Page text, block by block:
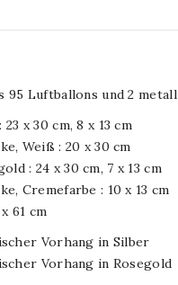
95 Luftballons und 2
x 30 cm, 8 x 13 cm
Weiß : 20 x 30 cm
: 24 x 30 cm, 7 x 13 cm
Cremefarbe : 10 x 13 cm
61 cm
Vorhang in Silber
Vorhang in Rosegold